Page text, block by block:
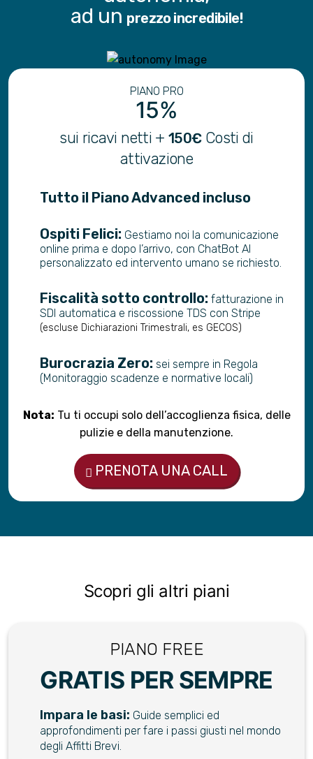
ad un prezzo incredibile!
PIANO PRO
15%
sui ricavi netti +150€Costi di
attivazione
Tutto il Piano Advanced incluso
Ospiti Felici: Gestiamo noi la comunicazione
online prima e dopo l’arrivo, con ChatBot AI
personalizzato ed intervento umano se richiesto.
Fiscalità sotto controllo: fatturazione in
SDI automatica e riscossione TDS con Stripe
(escluse Dichiarazioni Trimestrali, es GECOS)
Burocrazia Zero: sei sempre in Regola
(Monitoraggio scadenze e normative locali)
Nota: Tu ti occupi solo dell’accoglienza fisica, delle
pulizie e della manutenzione.
PRENOTA UNA CALL
Scopri gli altri piani
PIANO FREE
GRATIS PER SEMPRE
Impara le basi: Guide semplici ed
approfondimenti per fare i passi giusti nel mondo
degli Affitti Brevi.